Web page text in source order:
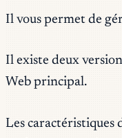
Il vous permet de
Il existe deux
Web principal.
Les